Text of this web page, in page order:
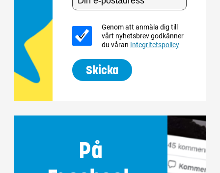
Genom att anmäla dig till
vårt nyhetsbrev godkänner
du våran Integritetspolicy
Skicka
På